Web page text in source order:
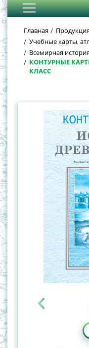
Главная
Учебные карты,
Всемирная
КОНТУРНЫЕ
КЛАСС